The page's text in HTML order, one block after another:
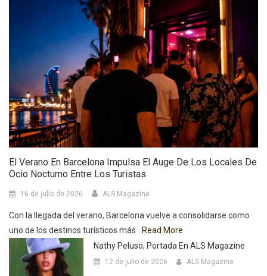
El Verano En Barcelona Impulsa El Auge De Los Locales De
Ocio Nocturno Entre Los Turistas
16 de julio de 2026 ALS Magazine
Con la llegada del verano, Barcelona vuelve a consolidarse como
uno de los destinos turísticos más
Read More
Nathy Peluso, Portada En ALS Magazine
12 de julio de 2026 ALS Magazine